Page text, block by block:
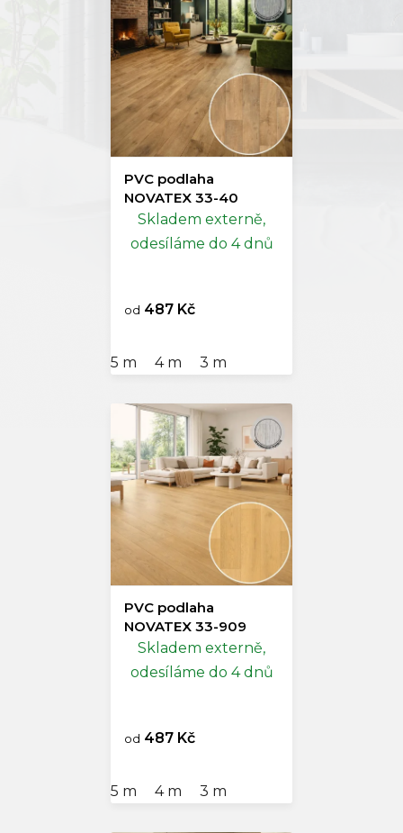
PVC podlaha
NOVATEX 33-40
Skladem externě,
odesíláme do 4 dnů
od 487 Kč
5 m 4 m 3 m
PVC podlaha
NOVATEX 33-909
Skladem externě,
odesíláme do 4 dnů
od 487 Kč
5 m 4 m 3 m